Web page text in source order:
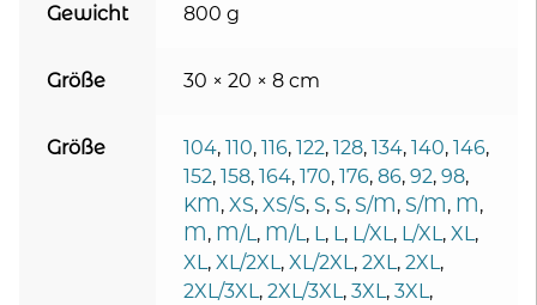
Gewicht 800 g
Größe 30 × 20 × 8 cm
Größe 104, 110, 116, 122, 128, 134, 140, 146,
152, 158, 164, 170, 176, 86, 92, 98,
KM, XS, XS/S, S, S, S/M, S/M, M,
M, M/L, M/L, L, L, L/XL, L/XL, XL,
XL, XL/2XL, XL/2XL, 2XL, 2XL,
2XL/3XL, 2XL/3XL, 3XL, 3XL,